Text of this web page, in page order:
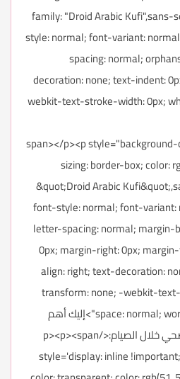
family: "Droid Arabic
style: normal; font-variant:
spacing: normal;
decoration: none; text-indent:
webkit-text-stroke-width: 0px;
</span></p><p
sizing: border-box; color:
&quot;Droid Arabic
font-style: normal; font-
letter-spacing: normal;
0px; margin-right: 0px;
align: right; text-decoration:
transform: none; -webkit-
space: normal; word-spacing: 0px;" dir="RTL">إليك أهم
أساسيات النظام الغذائي الصحي خلال الصيام:</p><p><span
style='display: inline